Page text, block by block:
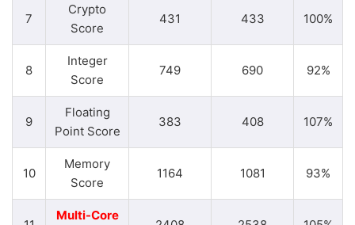
7
Crypto
Score
431 433 100%
8
Integer
Score
749 690 92%
9
Floating
Point Score
383 408 107%
10
Memory
Score
1164 1081 93%
Multi-Core